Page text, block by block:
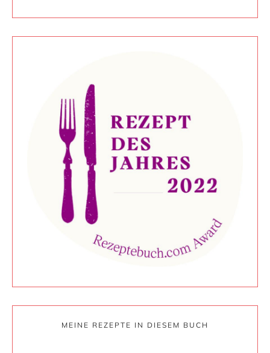
MEINE REZEPTE IN DIESEM BUCH